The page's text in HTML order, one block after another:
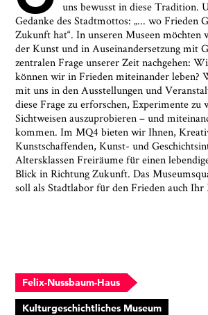
uns bewusst in diese Tradition.
Gedanke des Stadtmottos: „... wo Frieden
Zukunft hat“. In unseren Museen
der Kunst und in Auseinandersetzung mit
zentralen Frage unserer Zeit nachgehen:
können wir in Frieden miteinander leben?
mit uns in den Ausstellungen und
diese Frage zu erforschen, Experimente zu
Sichtweisen auszuprobieren – und
kommen. Im MQ4 bieten wir Ihnen,
Kunstschaffenden, Kunst- und
Altersklassen Freiräume für einen
Blick in Richtung Zukunft. Das
soll als Stadtlabor für den Frieden auch Ihr
Felix-Nussbaum-Haus
Kulturgeschichtliches Museum